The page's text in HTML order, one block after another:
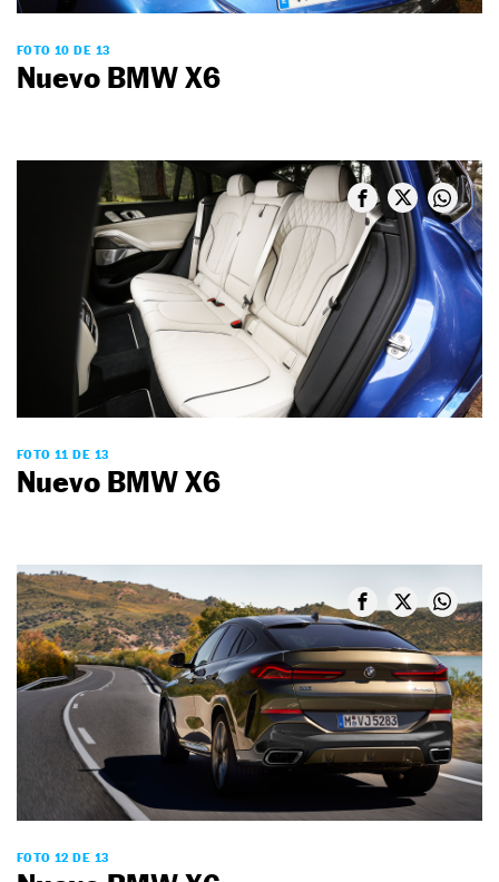
FOTO 10 DE 13
Nuevo BMW X6
FOTO 11 DE 13
Nuevo BMW X6
FOTO 12 DE 13